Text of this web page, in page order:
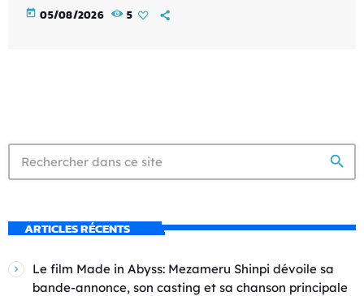
today 05/08/2026 5
search
ARTICLES RÉCENTS
Le film Made in Abyss: Mezameru Shinpi dévoile sa
bande-annonce, son casting et sa chanson principale